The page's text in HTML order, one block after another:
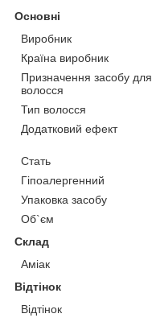
Основні
Виробник
Країна виробник
Призначення засобу для
волосся
Тип волосся
Додатковий ефект
Стать
Гіпоалергенний
Упаковка засобу
Об`єм
Склад
Аміак
Відтінок
Відтінок